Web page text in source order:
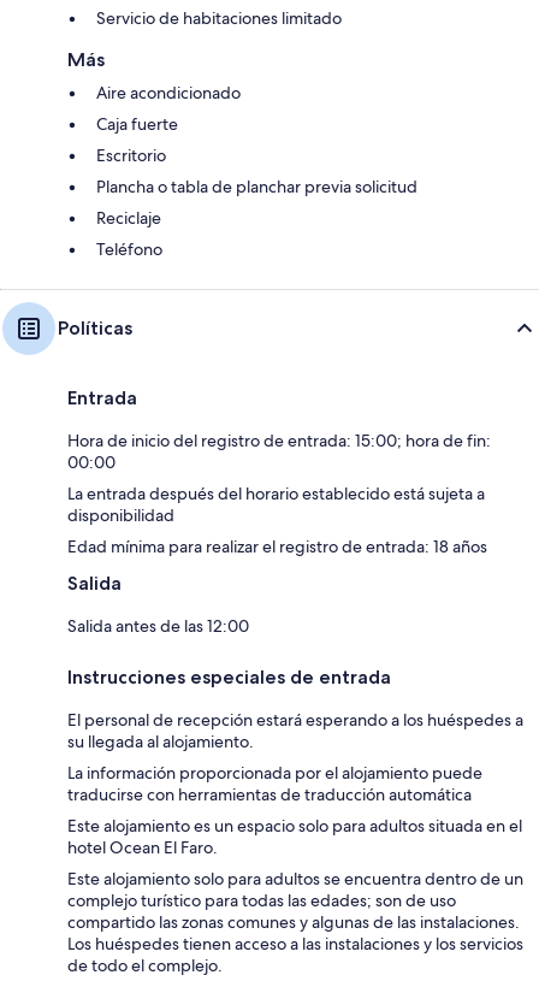
Servicio de habitaciones limitado
Más
Aire acondicionado
Caja fuerte
Escritorio
Plancha o tabla de planchar previa solicitud
Reciclaje
Teléfono
Políticas
Entrada
Hora de inicio del registro de entrada: 15:00; hora de fin:
00:00
La entrada después del horario establecido está sujeta a
disponibilidad
Edad mínima para realizar el registro de entrada: 18 años
Salida
Salida antes de las 12:00
Instrucciones especiales de entrada
El personal de recepción estará esperando a los huéspedes a
su llegada al alojamiento.
La información proporcionada por el alojamiento puede
traducirse con herramientas de traducción automática
Este alojamiento es un espacio solo para adultos situada en el
hotel Ocean El Faro.
Este alojamiento solo para adultos se encuentra dentro de un
complejo turístico para todas las edades; son de uso
compartido las zonas comunes y algunas de las instalaciones.
Los huéspedes tienen acceso a las instalaciones y los servicios
de todo el complejo.